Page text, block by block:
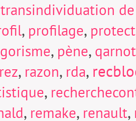
, profilage,
, pène, qarnot
, razon, rda,
,
, remake, renault,